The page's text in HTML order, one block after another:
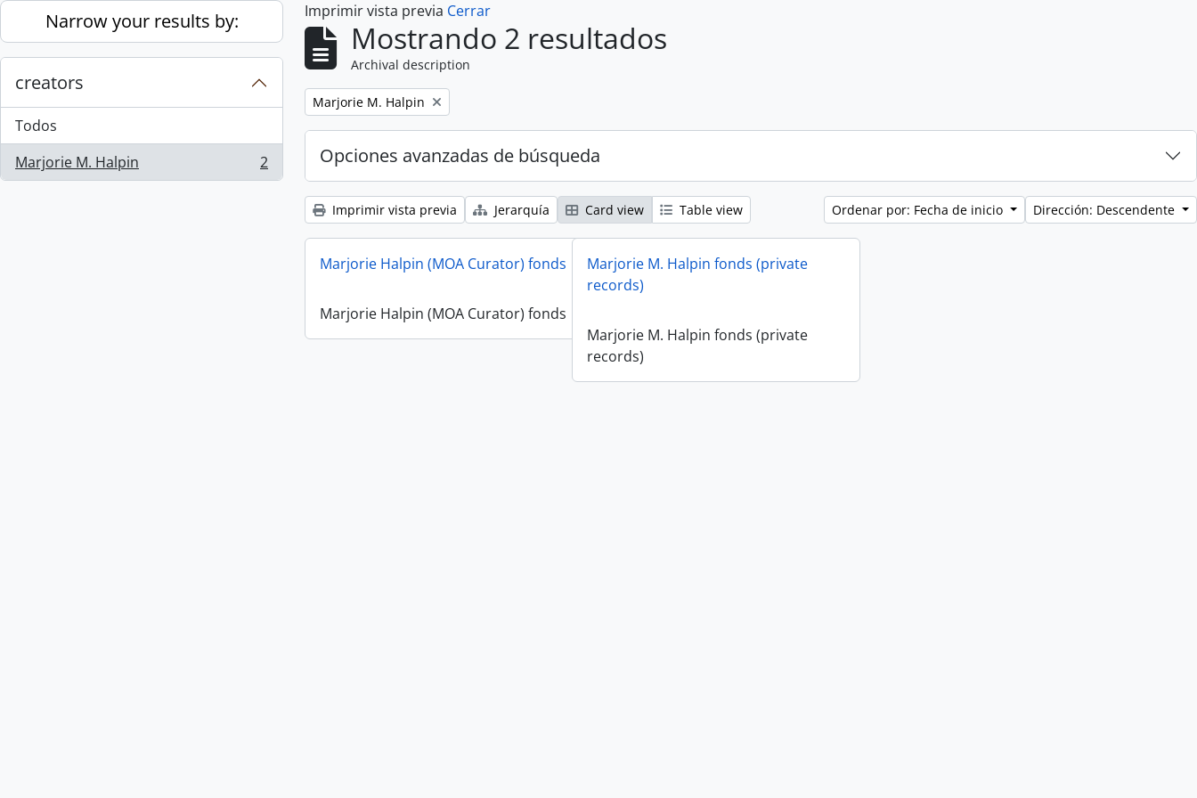
Skip to main content
Narrow your results by:
creators
Todos
Marjorie M. Halpin
, 2 resultados 2
Imprimir vista previa Cerrar
Mostrando 2 resultados
Archival description
Remove filter:
Marjorie M. Halpin
Opciones avanzadas de búsqueda
Imprimir vista previa Jerarquía Card view Table view Ordenar por: Fecha de inicio Dirección: Descendente
Marjorie Halpin (MOA Curator) fonds
Marjorie Halpin (MOA Curator) fonds
Marjorie M. Halpin fonds (private
records)
Marjorie M. Halpin fonds (private
records)